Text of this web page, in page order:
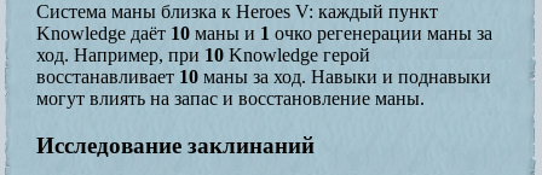
Система маны близка к Heroes V: каждый пункт
Knowledge даёт 10 маны и 1 очко регенерации маны за
ход. Например, при 10 Knowledge герой
восстанавливает 10 маны за ход. Навыки и поднавыки
могут влиять на запас и восстановление маны.
Исследование заклинаний